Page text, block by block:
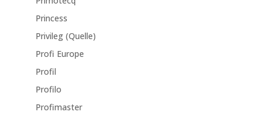
Princess
Privileg (Quelle)
Profi Europe
Profil
Profilo
Profimaster